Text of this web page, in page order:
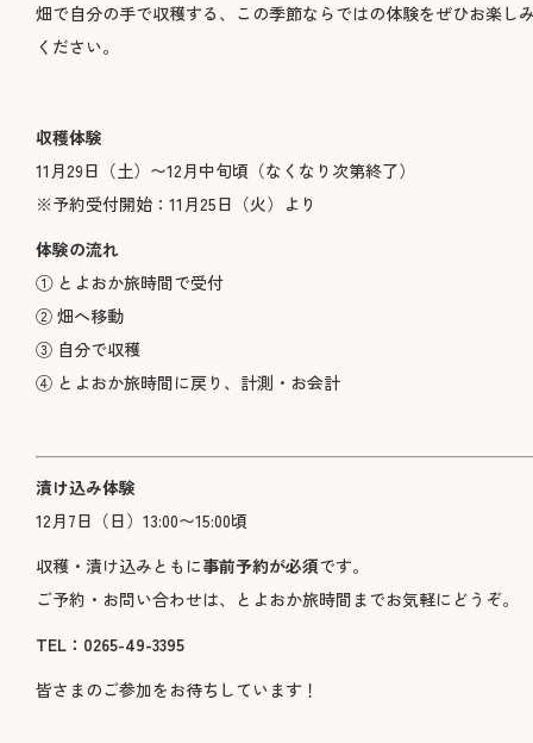
畑で自分の手で収穫する、この季節ならではの体験をぜひお楽し
ください。
収穫体験
11月29日（土）〜12月中旬頃（なくなり次第終了）
※予約受付開始：11月25日（火）より
体験の流れ
① とよおか旅時間で受付
② 畑へ移動
③ 自分で収穫
④ とよおか旅時間に戻り、計測・お会計
漬け込み体験
12月7日（日）13:00〜15:00頃
収穫・漬け込みともに事前予約が必須です。
ご予約・お問い合わせは、とよおか旅時間までお気軽にどうぞ。
TEL：0265-49-3395
皆さまのご参加をお待ちしています！